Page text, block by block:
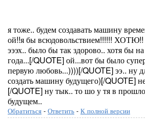
я тоже.. будем создавать машину
ой!!я бы всюдовольствием!!!!!! ХОТЮ!!
эээх.. было бы так здорово.. хотя бы
года...[/QUOTE] ой...вот бы было
первую любовь...))))[/QUOTE] ээ.. ну
создать машину будущего)[/QUOTE]
[/QUOTE] ну тык.. то шо у тя в
будущем..
Обратиться - Ответить - К полной версии